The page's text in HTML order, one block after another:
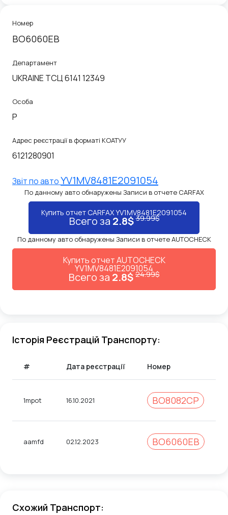
Номер
BO6060EB
Департамент
UKRAINE ТСЦ 6141 12349
Особа
P
Адрес реєстрації в форматі КОАТУУ
6121280901
Звiт по автоYV1MV8481E2091054
По данному авто обнаружены Записи в отчете CARFAX
Купить отчет CARFAX YV1MV8481E2091054
Всего за 2.8$39.99$
По данному авто обнаружены Записи в отчете AUTOCHECK
Купить отчет AUTOCHECK
YV1MV8481E2091054
Всего за 2.8$24.99$
Історія Реєстрацій Транспорту:
# Дата реєстрації Номер
1mpot 16.10.2021 BO8082CP
aamfd 02.12.2023 BO6060EB
Схожий Транспорт: